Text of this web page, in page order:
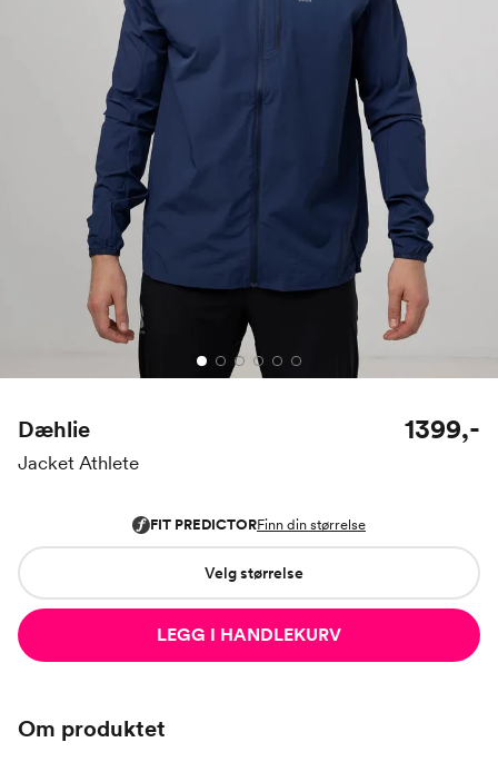
Dæhlie
Jacket Athlete
1399,-
Velg størrelse
LEGG I HANDLEKURV
Om produktet